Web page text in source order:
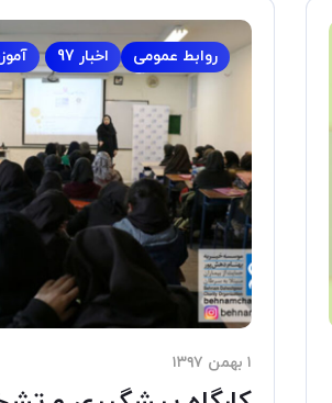
اخبار 97 روابط عمومی
۱ بهمن ۱۳۹۷